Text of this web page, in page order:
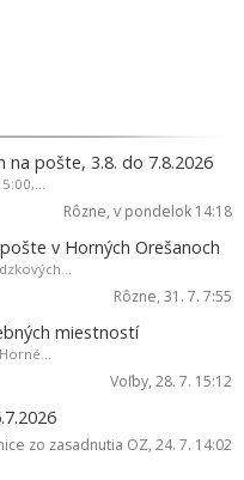
na pošte, 3.8. do 7.8.2026
Rôzne, v pondelok 14:18
v Horných Orešanoch
Rôzne, 31. 7. 7:55
miestností
Voľby, 28. 7. 15:12
zo zasadnutia OZ, 24. 7. 14:02